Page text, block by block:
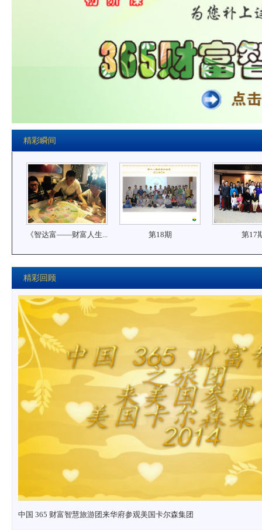
精彩瞬间
《智达富——财富人生... 第18期 第17
精彩回顾
中国 365 财富智慧旅游团来华府参观美国卡尔森集团